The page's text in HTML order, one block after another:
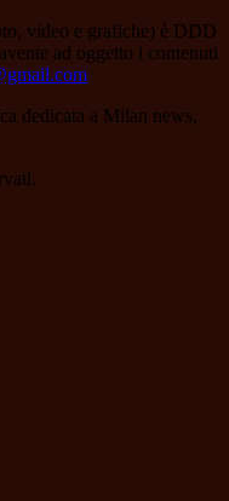
video e grafiche) è DDD
ad oggetto i contenuti
dedicata a Milan news,